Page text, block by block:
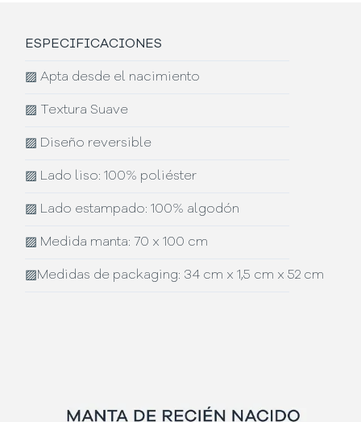
ESPECIFICACIONES
▨ Apta desde el nacimiento
▨ Textura Suave
▨ Diseño reversible
▨ Lado liso: 100% poliéster
▨ Lado estampado: 100% algodón
▨ Medida manta: 70 x 100 cm
▨Medidas de packaging: 34 cm x 1,5 cm x 52 cm